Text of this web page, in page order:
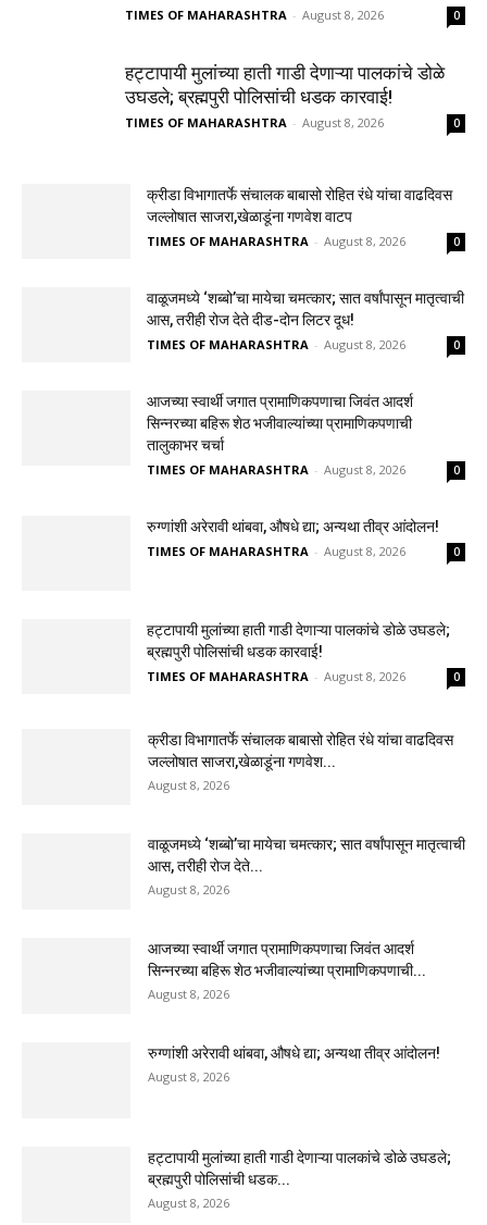
TIMES OF MAHARASHTRA - August 8, 2026 0
हट्टापायी मुलांच्या हाती गाडी देणाऱ्या पालकांचे डोळे
उघडले; ब्रह्मपुरी पोलिसांची धडक कारवाई!
TIMES OF MAHARASHTRA - August 8, 2026 0
क्रीडा विभागातर्फे संचालक बाबासो रोहित रंधे यांचा वाढदिवस
जल्लोषात साजरा,खेळाडूंना गणवेश वाटप
TIMES OF MAHARASHTRA - August 8, 2026 0
वाळूजमध्ये ‘शब्बो’चा मायेचा चमत्कार; सात वर्षांपासून मातृत्वाची
आस, तरीही रोज देते दीड-दोन लिटर दूध!
TIMES OF MAHARASHTRA - August 8, 2026 0
आजच्या स्वार्थी जगात प्रामाणिकपणाचा जिवंत आदर्श
सिन्नरच्या बहिरू शेठ भजीवाल्यांच्या प्रामाणिकपणाची
तालुकाभर चर्चा
TIMES OF MAHARASHTRA - August 8, 2026 0
रुग्णांशी अरेरावी थांबवा, औषधे द्या; अन्यथा तीव्र आंदोलन!
TIMES OF MAHARASHTRA - August 8, 2026 0
हट्टापायी मुलांच्या हाती गाडी देणाऱ्या पालकांचे डोळे उघडले;
ब्रह्मपुरी पोलिसांची धडक कारवाई!
TIMES OF MAHARASHTRA - August 8, 2026 0
क्रीडा विभागातर्फे संचालक बाबासो रोहित रंधे यांचा वाढदिवस
जल्लोषात साजरा,खेळाडूंना गणवेश...
August 8, 2026
वाळूजमध्ये ‘शब्बो’चा मायेचा चमत्कार; सात वर्षांपासून मातृत्वाची
आस, तरीही रोज देते...
August 8, 2026
आजच्या स्वार्थी जगात प्रामाणिकपणाचा जिवंत आदर्श
सिन्नरच्या बहिरू शेठ भजीवाल्यांच्या प्रामाणिकपणाची...
August 8, 2026
रुग्णांशी अरेरावी थांबवा, औषधे द्या; अन्यथा तीव्र आंदोलन!
August 8, 2026
हट्टापायी मुलांच्या हाती गाडी देणाऱ्या पालकांचे डोळे उघडले;
ब्रह्मपुरी पोलिसांची धडक...
August 8, 2026